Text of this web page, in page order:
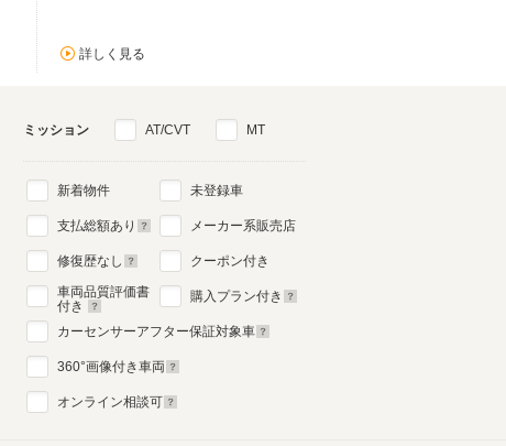
詳しく見る
ミッション AT/CVT MT
新着物件
支払総額あり
修復歴なし
車両品質評価書
付き
未登録車
メーカー系販売店
クーポン付き
購入プラン付き
カーセンサーアフター保証対象車
360°画像付き車両
オンライン相談可